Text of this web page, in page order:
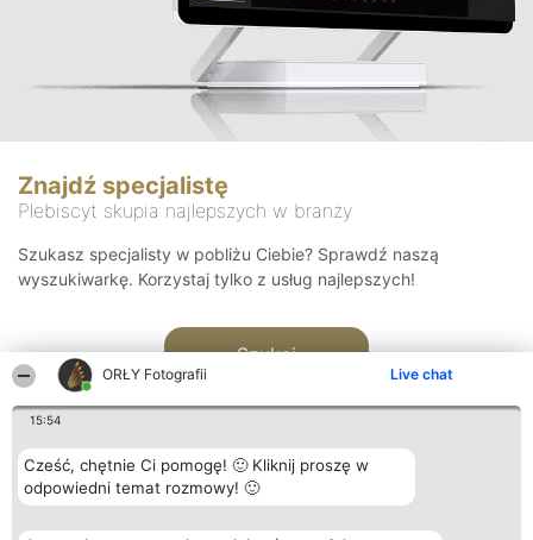
ORŁY Fotografii Live chat
15:54
Cześć, chętnie Ci pomogę! 🙂 Kliknij proszę w
odpowiedni temat rozmowy! 🙂
Znajdź specjalistę
Plebiscyt skupia najlepszych w branży
Szukasz specjalisty w pobliżu Ciebie? Sprawdź naszą
wyszukiwarkę. Korzystaj tylko z usług najlepszych!
Szukaj
Organizator plebiscytu Plebiscyt Kontakt